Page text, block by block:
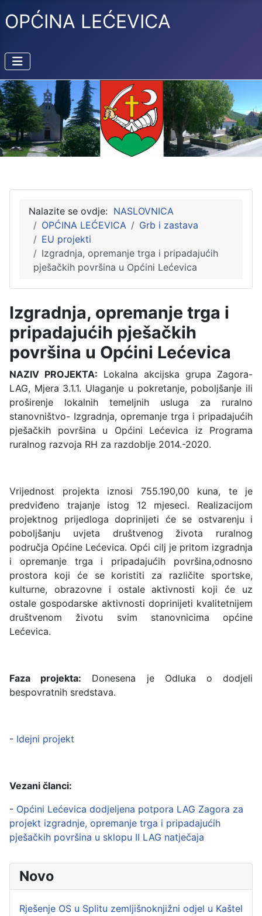
OPĆINA LEĆEVICA
Nalazite se ovdje: NASLOVNICA
OPĆINA LEĆEVICA
Grb i zastava
EU projekti
Izgradnja, opremanje trga i pripadajućih
pješačkih površina u Općini Lećevica
Izgradnja, opremanje trga i
pripadajućih pješačkih
površina u Općini Lećevica
NAZIV PROJEKTA: Lokalna akcijska grupa Zagora-
LAG, Mjera 3.1.1. Ulaganje u pokretanje, poboljšanje ili
proširenje lokalnih temeljnih usluga za ruralno
stanovništvo- Izgradnja, opremanje trga i pripadajućih
pješačkih površina u Općini Lećevica iz Programa
ruralnog razvoja RH za razdoblje 2014.-2020.
Vrijednost projekta iznosi 755.190,00 kuna, te je
predviđeno trajanje istog 12 mjeseci. Realizacijom
projektnog prijedloga doprinijeti će se ostvarenju i
poboljšanju uvjeta društvenog života ruralnog
područja Općine Lećevica. Opći cilj je pritom izgradnja
i opremanje trga i pripadajućih površina,odnosno
prostora koji će se koristiti za različite sportske,
kulturne, obrazovne i ostale aktivnosti koji će uz
ostale gospodarske aktivnosti doprinijeti kvalitetnijem
društvenom životu svim stanovnicima općine
Lećevica.
Faza projekta: Donesena je Odluka o dodjeli
bespovratnih sredstava.
- Idejni projekt
Vezani članci:
- Općini Lećevica dodjeljena potpora LAG Zagora za
projekt izgradnje, opremanje trga i pripadajućih
pješačkih površina u sklopu II LAG natječaja
Novo
Rješenje OS u Splitu zemljišnoknjižni odjel u Kaštel